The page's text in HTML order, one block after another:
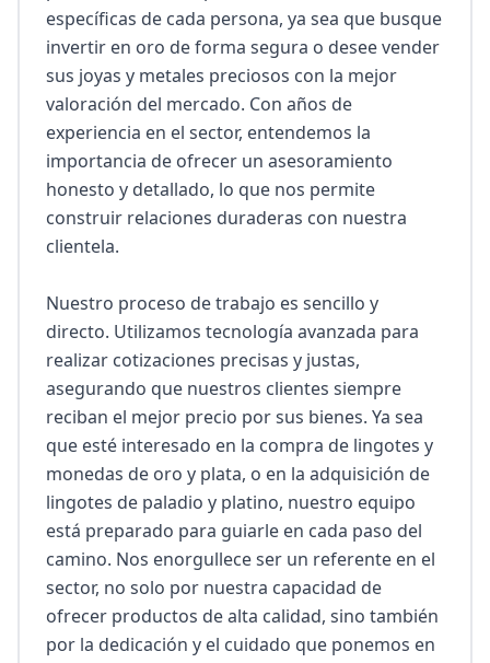
específicas de cada persona, ya sea que busque
invertir en oro de forma segura o desee vender
sus joyas y metales preciosos con la mejor
valoración del mercado. Con años de
experiencia en el sector, entendemos la
importancia de ofrecer un asesoramiento
honesto y detallado, lo que nos permite
construir relaciones duraderas con nuestra
clientela.
Nuestro proceso de trabajo es sencillo y
directo. Utilizamos tecnología avanzada para
realizar cotizaciones precisas y justas,
asegurando que nuestros clientes siempre
reciban el mejor precio por sus bienes. Ya sea
que esté interesado en la compra de lingotes y
monedas de oro y plata, o en la adquisición de
lingotes de paladio y platino, nuestro equipo
está preparado para guiarle en cada paso del
camino. Nos enorgullece ser un referente en el
sector, no solo por nuestra capacidad de
ofrecer productos de alta calidad, sino también
por la dedicación y el cuidado que ponemos en